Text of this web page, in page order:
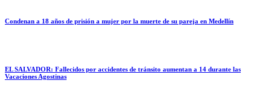
Condenan a 18 años de prisión a mujer por la muerte de su pareja en Medellín
EL SALVADOR: Fallecidos por accidentes de tránsito aumentan a 14 durante las
Vacaciones Agostinas